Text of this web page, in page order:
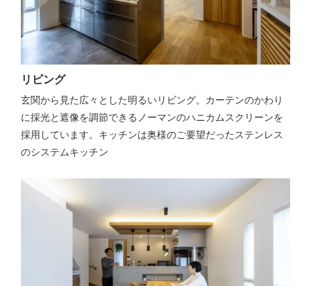
リビング
玄関から見た広々とした明るいリビング。カーテンのかわり
に採光と遮像を調節できるノーマンのハニカムスクリーンを
採用しています。キッチンは奥様のご要望だったステンレス
のシステムキッチン